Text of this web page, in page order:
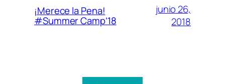
¡Merece la Pena!
#Summer Camp’18
junio 26,
2018